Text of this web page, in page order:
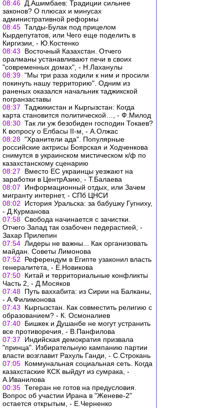
08:46 Д.Ашимбаев: Традиции сильнее
законов? О плюсах и минусах
административной реформы
08:45 Талды-Булак под прицелом
Кырдепутатов, или Чего еще поделить в
Киргизии, - Ю.Костенко
08:43
Восточный Казахстан. Отчего
оралманы устанавливают печи в своих
"современных домах", - Н.Лаханулы
08:39 "Мы три раза ходили к ним и просили
покинуть нашу территорию". Одним из
раненых оказался начальник таджикской
погранзаставы
08:37 Таджикистан и Кыргызстан: Когда
карта становится политической…, - Ф.Милод
08:30 Так ли уж безобиден господин Токаев?
К вопросу о Елбасы II-м, - А.Олжас
08:28 "Хранители ада". Популярные
российские актрисы Боярская и Ходченкова
снимутся в украинском мистическом к/ф по
казахстанскому сценарию
08:27
Вместо ЕС украинцы уезжают на
заработки в ЦентрАзию, - Т.Балаева
08:07
Информационный отдых, или Зачем
мигранту интернет, - СПб ЦНСИ
08:02
История Уральска: за бабушку Гугниху,
- Д.Курманова
07:58 Свобода начинается с зачистки.
Отчего Запад так озабочен педерастией, -
Захар Прилепин
07:54 Лидеры не важны... Как организовать
майдан. Советы Лимонова
07:52
Референдум в Египте узаконил власть
генералитета, - Е.Новикова
07:50 Китай и территориальные конфликты
Часть 2, - Д.Мосяков
07:48 Путь ваххабита: из Сирии на Балканы,
- А.Филимонова
07:43
Кыргызстан. Как совместить религию с
образованием? - К. Осмоналиев
07:40 Бишкек и Душанбе не могут устранить
все противоречия, - В.Панфилова
07:37
Индийская демократия призвала
"принца". Избирательную кампанию партии
власти возглавит Рахуль Ганди, - С.Строкань
07:05 Коммунальная социальная сеть. Когда
казахстаские КСК выйдут из сумрака, -
А.Иванилова
00:35 Тегеран не готов на предусловия.
Вопрос об участии Ирана в "Женеве-2"
остается открытым, - Е.Черненко